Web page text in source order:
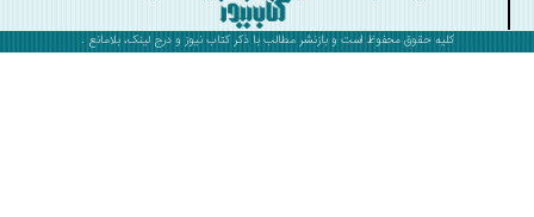
کلیه حقوق محفوظ است و بازنشر مطالب با ذکرکتاب نیوز و درج لینک، بلامانع .